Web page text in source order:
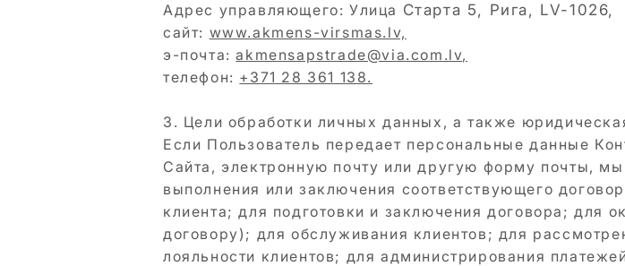
Адрес управляющего: Улица Старта 5, Рига, LV-1026,
сайт: www.akmens-virsmas.lv,
э-почта:akmensapstrade@via.com.lv,
телефон: +371 28 361 138.
3. Цели обработки личных данных, а также
Если Пользователь передает персональные данные
Сайта, электронную почту или другую форму почты,
выполнения или заключения соответствующего
клиента; для подготовки и заключения договора; для
договору); для обслуживания клиентов; для
лояльности клиентов; для администрирования